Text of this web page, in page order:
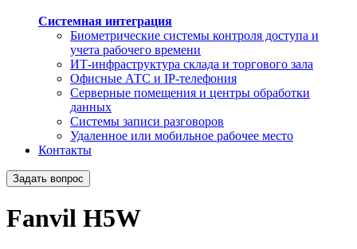
Системная интеграция
Биометрические системы контроля доступа и
учета рабочего времени
ИТ-инфраструктура склада и торгового зала
Офисные АТС и IP-телефония
Серверные помещения и центры обработки
данных
Системы записи разговоров
Удаленное или мобильное рабочее место
Контакты
Задать вопрос
Fanvil H5W